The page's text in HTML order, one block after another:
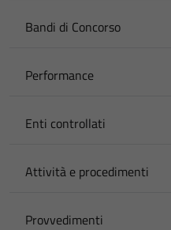
Bandi di Concorso
Performance
Enti controllati
Attività e procedimenti
Provvedimenti